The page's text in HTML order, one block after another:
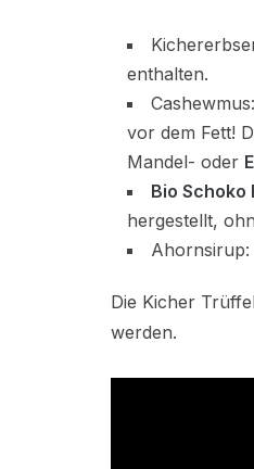
enthalten.
vor dem Fett!
Mandel- oder
Bio Schoko
hergestellt,
Ahornsirup:
Die Kicher
werden.